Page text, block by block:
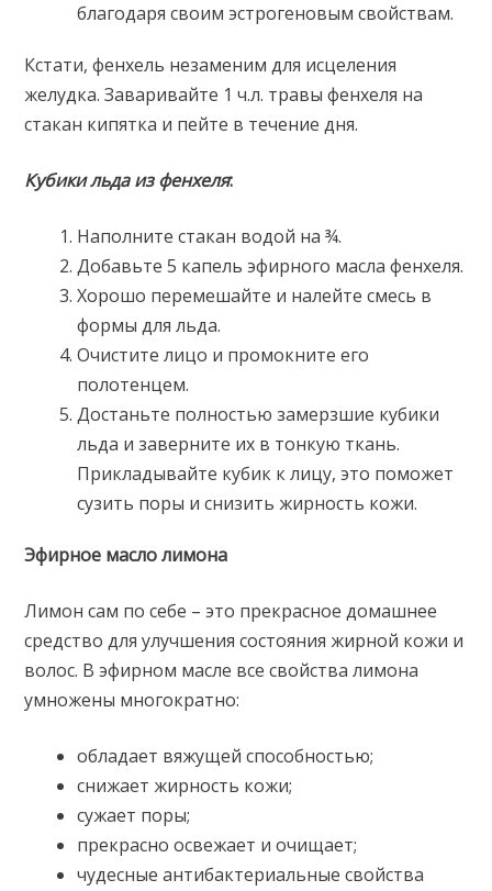
благодаря своим эстрогеновым свойствам.
Кстати, фенхель незаменим для исцеления
желудка. Заваривайте 1 ч.л. травы фенхеля на
стакан кипятка и пейте в течение дня.
Кубики льда из фенхеля:
Наполните стакан водой на ¾.
Добавьте 5 капель эфирного масла фенхеля.
Хорошо перемешайте и налейте смесь в
формы для льда.
Очистите лицо и промокните его
полотенцем.
Достаньте полностью замерзшие кубики
льда и заверните их в тонкую ткань.
Прикладывайте кубик к лицу, это поможет
сузить поры и снизить жирность кожи.
Эфирное масло лимона
Лимон сам по себе – это прекрасное домашнее
средство для улучшения состояния жирной кожи и
волос. В эфирном масле все свойства лимона
умножены многократно:
обладает вяжущей способностью;
снижает жирность кожи;
сужает поры;
прекрасно освежает и очищает;
чудесные антибактериальные свойства